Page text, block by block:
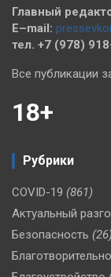
Главный
E–mail:
тел. +7 (978)
Все публикации
18+
Рубрики
COVID-19 (861)
Актуальный
Безопасность (26)